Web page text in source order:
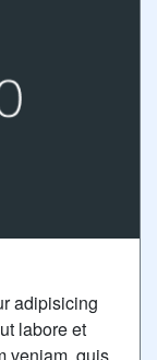
adipisicing
labore et